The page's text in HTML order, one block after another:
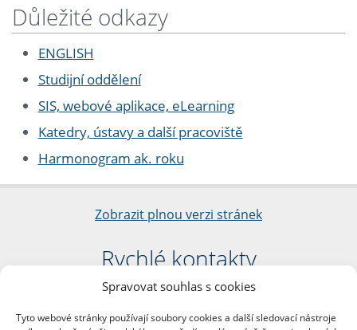
Spravovat souhlas s cookies
Tyto webové stránky používají soubory cookies a další sledovací nástroje
Důležité odkazy
ENGLISH
Studijní oddělení
SIS, webové aplikace, eLearning
Katedry, ústavy a další pracoviště
Harmonogram ak. roku
Zobrazit plnou verzi stránek
Rychlé kontakty
Filozofická fakulta
nám. Jana Palacha 1/2